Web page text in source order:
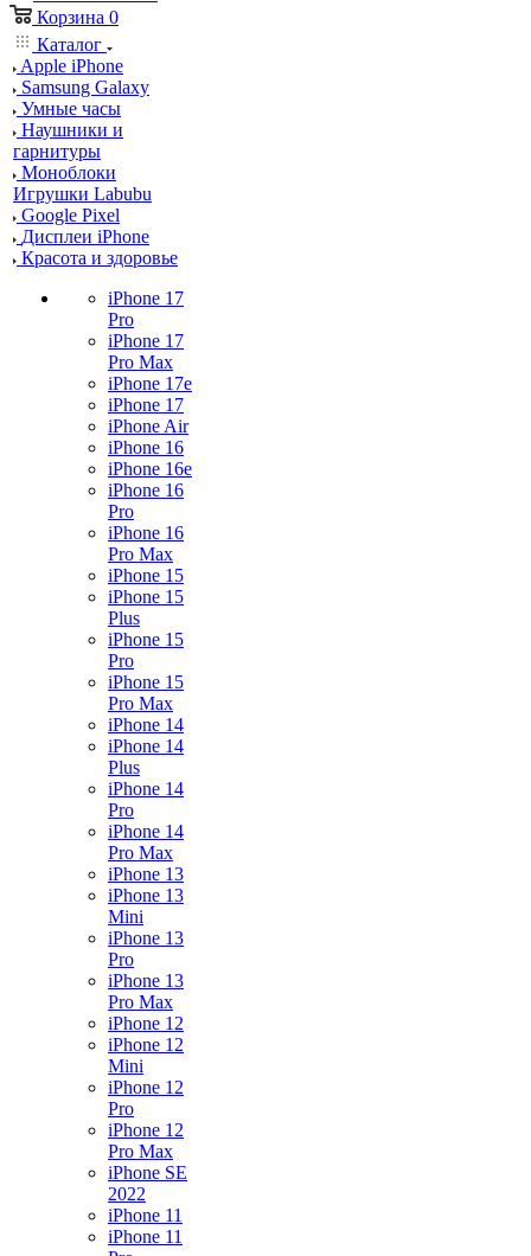
Корзина 0
Каталог
Apple iPhone
Samsung Galaxy
Умные часы
Наушники и
гарнитуры
Моноблоки
Игрушки Labubu
Google Pixel
Дисплеи iPhone
Красота и здоровье
iPhone 17
Pro
iPhone 17
Pro Max
iPhone 17e
iPhone 17
iPhone Air
iPhone 16
iPhone 16e
iPhone 16
Pro
iPhone 16
Pro Max
iPhone 15
iPhone 15
Plus
iPhone 15
Pro
iPhone 15
Pro Max
iPhone 14
iPhone 14
Plus
iPhone 14
Pro
iPhone 14
Pro Max
iPhone 13
iPhone 13
Mini
iPhone 13
Pro
iPhone 13
Pro Max
iPhone 12
iPhone 12
Mini
iPhone 12
Pro
iPhone 12
Pro Max
iPhone SE
2022
iPhone 11
iPhone 11